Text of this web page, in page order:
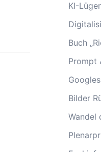
KI-
Buch
Prompt
Bilder
Wandel